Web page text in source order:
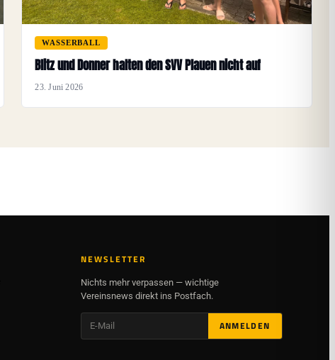
WASSERBALL
Blitz und Donner halten den SVV Plauen nicht auf
23. Juni 2026
NEWSLETTER
Nichts mehr verpassen — wichtige
Vereinsnews direkt ins Postfach.
ANMELDEN